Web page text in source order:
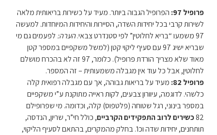
פרופיל 97:
הפרופיל הגבוה ביותר. מעיד על כשירות בריאותית מלאה
לשירות קרבי בכל יחידות השדה, הסיירות והיחידות המיוחדות. למעשה
97 משמעו “בריא לחלוטין” לפי סטנדרט צבאי.
הערה: לפעמים גם מי
שבריא ישיג 97 עם סעיף ליקוי קטן (למשל משקפיים במספר קטן
מאוד שלא מצריך הורדת פרופיל). כלומר, 97 זה לא בהכרח מושלם
לחלוטין, אבל כל עוד אין מגבלה משמעותית – זה המספר.
פרופיל 82:
מעיד על בריאות גבוהה, אך עם מגבלה רפואית קלה
כלשהי. לדוגמה, עיוורון צבעים, לקות ראייה מתוקנת ע”י משקפיים
במספר בינוני, רגל שטוחה (פלטפוס) קלה, וכדומה. מי שפרופילם
82כשירים לרוב התפקידים הקרביים, כולל חי”ר, שריון, הנדסה,
תותחנים, יחידות שדה וכו’. בחלק מהמקרים, בהתאם לסעיף הליקוי,